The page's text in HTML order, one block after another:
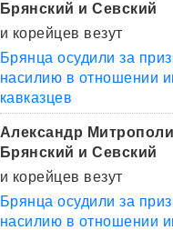
Брянский и Севский
и корейцев везут
Брянца осудили за
насилию в отношении
кавказцев
Александр
Брянский и Севский
и корейцев везут
Брянца осудили за
насилию в отношении